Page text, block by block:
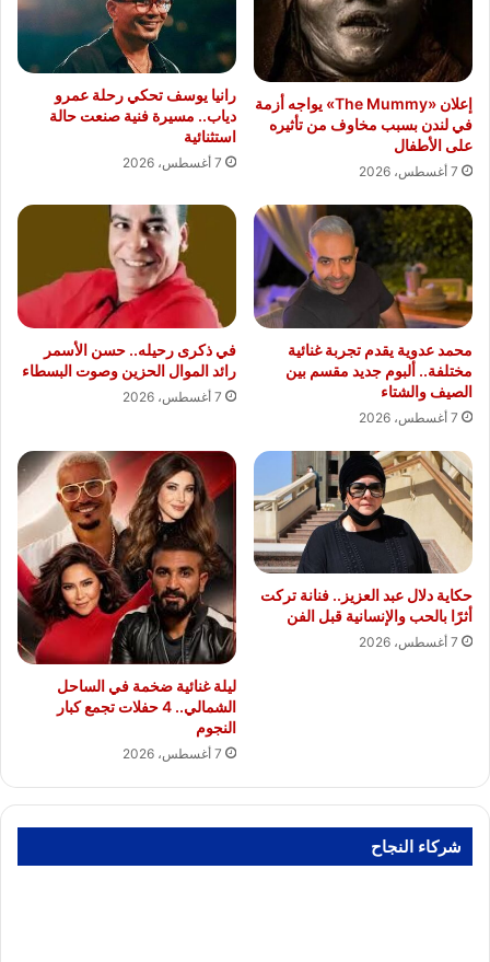
إعلان «The Mummy» يواجه أزمة
في لندن بسبب مخاوف من تأثيره
على الأطفال
7 أغسطس، 2026
رانيا يوسف تحكي رحلة عمرو
دياب.. مسيرة فنية صنعت حالة
استثنائية
7 أغسطس، 2026
محمد عدوية يقدم تجربة غنائية
مختلفة.. ألبوم جديد مقسم بين
الصيف والشتاء
7 أغسطس، 2026
في ذكرى رحيله.. حسن الأسمر
رائد الموال الحزين وصوت البسطاء
7 أغسطس، 2026
حكاية دلال عبد العزيز.. فنانة تركت
أثرًا بالحب والإنسانية قبل الفن
7 أغسطس، 2026
ليلة غنائية ضخمة في الساحل
الشمالي.. 4 حفلات تجمع كبار
النجوم
7 أغسطس، 2026
شركاء النجاح